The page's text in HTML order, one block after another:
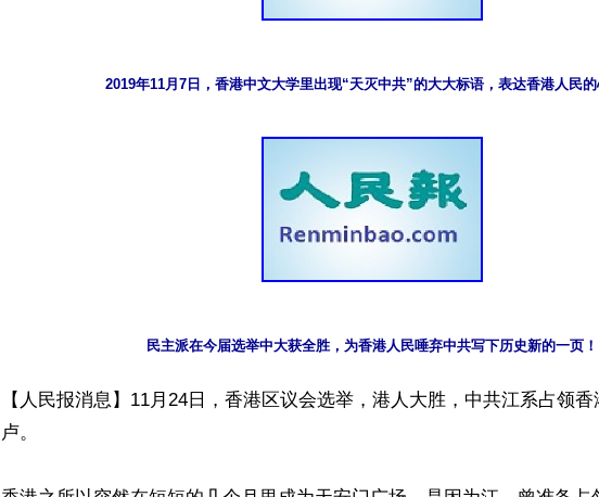
2019年11月7日，香港中文大学里出现“天灭中共”的大大标语，表达香港人民的
民主派在今届选举中大获全胜，为香港人民唾弃中共写下历史新的一页！
【人民报消息】11月24日，香港区议会选举，港人大胜，中共江系占领
卢。